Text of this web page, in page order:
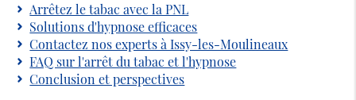
Arrêtez le tabac avec la PNL
Solutions d'hypnose efficaces
Contactez nos experts à Issy-les-Moulineaux
FAQ sur l'arrêt du tabac et l'hypnose
Conclusion et perspectives